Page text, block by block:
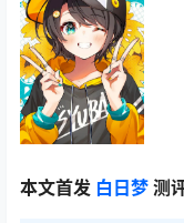
本文首发 白日梦 测